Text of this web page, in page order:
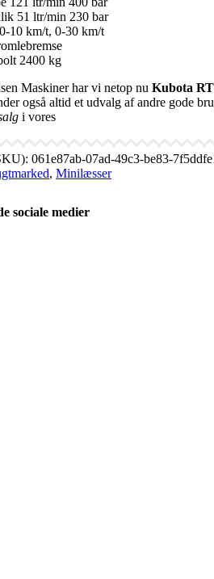
51 ltr/min 230 bar
10 km/t, 0-30 km/t
2400 kg
Maskiner har vi netop nu Kubota
også altid et udvalg af andre gode
i vores
061e87ab-07ad-49c3-be83-
, Minilæsser
sociale medier